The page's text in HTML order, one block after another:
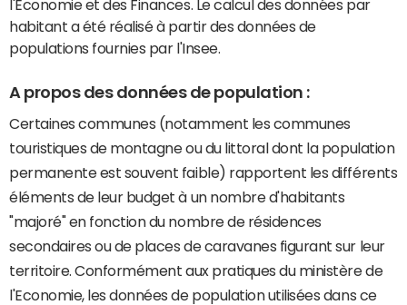
l'Economie et des Finances. Le calcul des données par
habitant a été réalisé à partir des données de
populations fournies par l'Insee.
A propos des données de population :
Certaines communes (notamment les communes
touristiques de montagne ou du littoral dont la population
permanente est souvent faible) rapportent les différents
éléments de leur budget à un nombre d'habitants
"majoré" en fonction du nombre de résidences
secondaires ou de places de caravanes figurant sur leur
territoire. Conformément aux pratiques du ministère de
l'Economie, les données de population utilisées dans ce